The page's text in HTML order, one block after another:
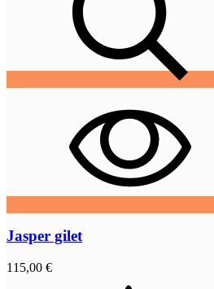
Jasper gilet
115,00 €